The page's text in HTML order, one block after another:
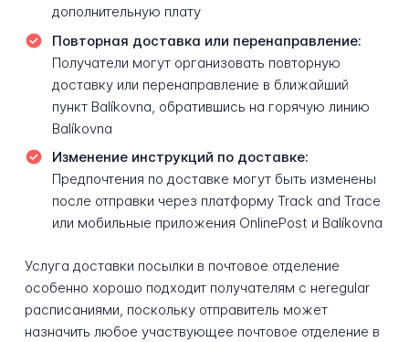
дополнительную плату
Повторная доставка или перенаправление:
Получатели могут организовать повторную
доставку или перенаправление в ближайший
пункт Balíkovna, обратившись на горячую линию
Balíkovna
Изменение инструкций по доставке:
Предпочтения по доставке могут быть изменены
после отправки через платформу Track and Trace
или мобильные приложения OnlinePost и Balíkovna
Услуга доставки посылки в почтовое отделение
особенно хорошо подходит получателям с неregular
расписаниями, поскольку отправитель может
назначить любое участвующее почтовое отделение в